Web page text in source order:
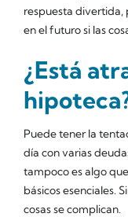
respuesta divertida,
en el futuro si las
¿Está
Puede tener la
día con varias
tampoco es algo
básicos esenciales.
cosas se complican.